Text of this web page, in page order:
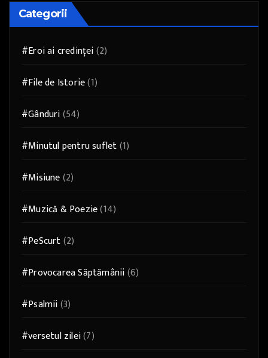
Categorii
#Eroi ai credinței(2)
#File de Istorie(1)
#Gânduri(54)
#Minutul pentru suflet(1)
#Misiune(2)
#Muzică & Poezie(14)
#PeScurt(2)
#Provocarea Săptămânii(6)
#Psalmii(3)
#versetul zilei(7)